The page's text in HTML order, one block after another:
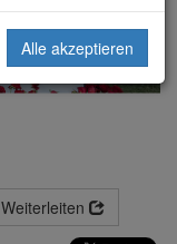
Weiterleiten
Alle akzeptieren